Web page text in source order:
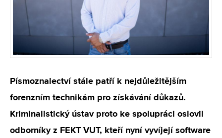
Písmoznalectví stále patří k nejdůležitějším
forenzním technikám pro získávání důkazů.
Kriminalistický ústav proto ke spolupráci oslovil
odborníky z FEKT VUT, kteří nyní vyvíjejí software